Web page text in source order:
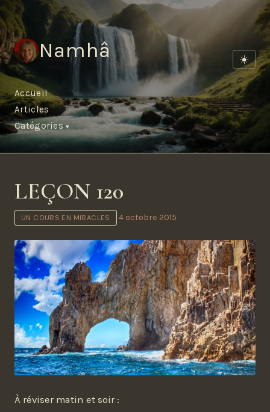
Namhâ ☀️
Accueil
Articles
Catégories
LEÇON 120
UN COURS EN MIRACLES 4 octobre 2015
À réviser matin et soir :